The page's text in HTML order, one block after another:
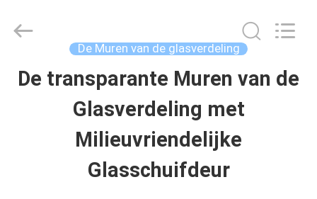
HUIS
PRODUCTEN
ONGEVEER
Hangzhou
FASEC
Rights
De Muren van de glasverdeling
De transparante Muren van de
Glasverdeling met
Milieuvriendelijke
Glasschuifdeur